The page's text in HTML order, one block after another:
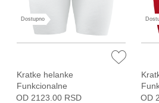
Dostupno
Kratke helanke
Funkcionalne
OD 2123.00 RSD
OD